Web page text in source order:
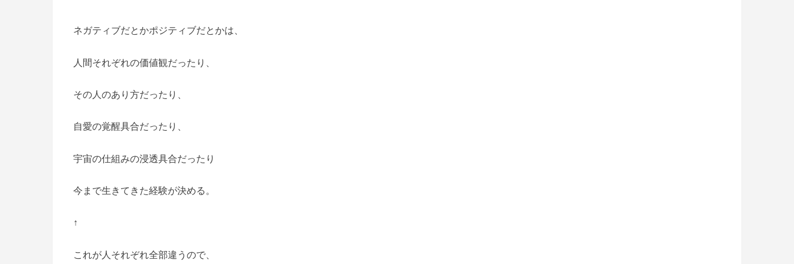
ネガティブだとかポジティブだとかは、
人間それぞれの価値観だったり、
その人のあり方だったり、
自愛の覚醒具合だったり、
宇宙の仕組みの浸透具合だったり
今まで生きてきた経験が決める。
↑
これが人それぞれ全部違うので、